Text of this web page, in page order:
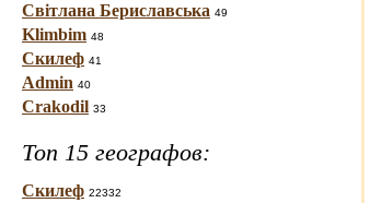
Світлана Бериславська 49
Klimbim 48
Скилеф 41
Admin 40
Crakodil 33
Топ 15 географов:
Скилеф 22332